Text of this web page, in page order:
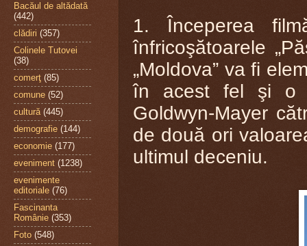
1. Începerea
înfricoşătoarele
„Moldova” va fi
în acest fel şi o
Goldwyn-Mayer
de două ori
ultimul deceniu.
Bacăul de altădată
(442)
clădiri (357)
Colinele Tutovei
(38)
comerţ (85)
comune (52)
cultură (445)
demografie (144)
economie (177)
eveniment (1238)
evenimente
editoriale (76)
Fascinanta
Românie (353)
Foto (548)